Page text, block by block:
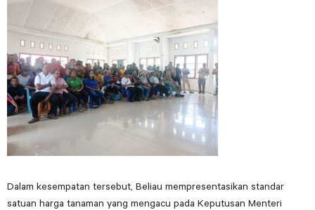
Dalam kesempatan tersebut, Beliau mempresentasikan standar
satuan harga tanaman yang mengacu pada Keputusan Menteri